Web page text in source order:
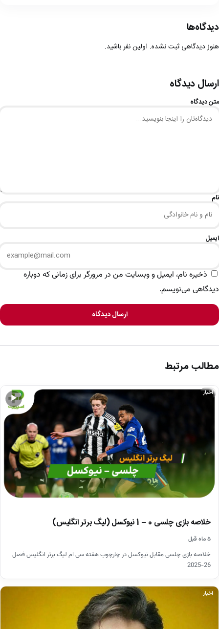
دیدگاه‌ها
هنوز دیدگاهی ثبت نشده. اولین نفر باشید.
ارسال دیدگاه
متن دیدگاه
نام
ایمیل
ذخیره نام، ایمیل و وبسایت من در مرورگر برای زمانی که دوباره
دیدگاهی می‌نویسم.
ارسال دیدگاه
مطالب مرتبط
▶
اخبار
خلاصه بازی چلسی 0 – 1 نیوکسل (لیگ برتر انگلیس)
۵ ماه قبل
خلاصه بازی چلسی مقابل نیوکسل در چارچوب هفته سی ام لیگ برتر انگلیس فصل
26-2025
اخبار